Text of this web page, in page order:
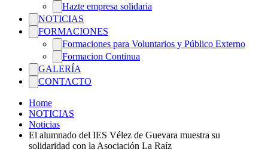
Hazte empresa solidaria
NOTICIAS
FORMACIONES
Formaciones para Voluntarios y Público Externo
Formacion Continua
GALERÍA
CONTACTO
Home
NOTICIAS
Noticias
El alumnado del IES Vélez de Guevara muestra su
solidaridad con la Asociación La Raíz